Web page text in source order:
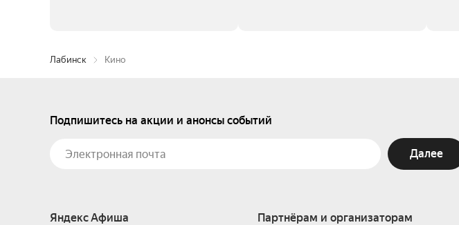
Лабинск Кино
Подпишитесь на акции и анонсы событий
Далее
Яндекс Афиша Партнёрам и организаторам